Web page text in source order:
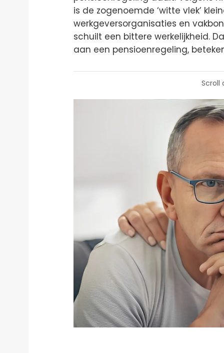
is de zogenoemde ‘witte vlek’
werkgeversorganisaties en
schuilt een bittere werkelijkheid.
aan een pensioenregeling,
Scroll